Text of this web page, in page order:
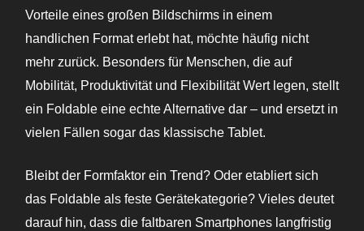
Vorteile eines großen Bildschirms in einem
handlichen Format erlebt hat, möchte häufig nicht
mehr zurück. Besonders für Menschen, die auf
Mobilität, Produktivität und Flexibilität Wert legen, stellt
ein Foldable eine echte Alternative dar – und ersetzt in
vielen Fällen sogar das klassische Tablet.
Bleibt der Formfaktor ein Trend? Oder etabliert sich
das Foldable als feste Gerätekategorie? Vieles deutet
darauf hin, dass die faltbaren Smartphones langfristig